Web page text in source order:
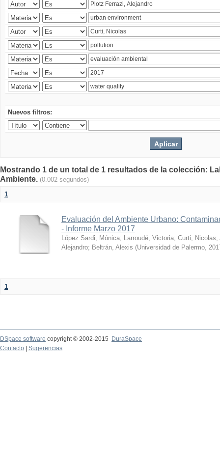
Nuevos filtros:
Mostrando 1 de un total de 1 resultados de la colección:
Ambiente. (0.002 segundos)
1
Evaluación del Ambiente Urbano:
- Informe Marzo 2017
López Sardi, Mónica; Larroudé, Victoria; Curti, Nicolas;
Alejandro; Beltrán, Alexis (Universidad de Palermo,
1
DSpace software copyright © 2002-2015
DuraSpace
Contacto
Sugerencias